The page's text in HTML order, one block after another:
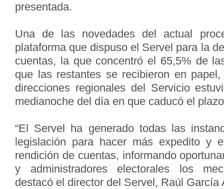
presentada.
Una de las novedades del actual
plataforma que dispuso el Servel para la
cuentas, la que concentró el 65,5% de
que las restantes se recibieron en
direcciones regionales del Servicio
medianoche del día en que caducó el
“El Servel ha generado todas las
legislación para hacer más expedito y
rendición de cuentas, informando
y administradores electorales los
destacó el director del Servel, Raúl García